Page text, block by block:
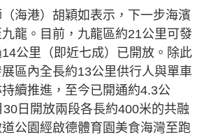
海港）胡穎如表示，下一步海濱
龍。目前，九龍區約21公里可發
公里（即近七成）已開放。除此
區內全長約13公里供行人與單車
續推進，至今已開通約4.3公
日開放兩段各長約400米的共融
公園經啟德體育園美食海灣至跑